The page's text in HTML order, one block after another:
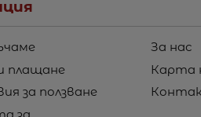
плащане
за ползване
За нас
Карта